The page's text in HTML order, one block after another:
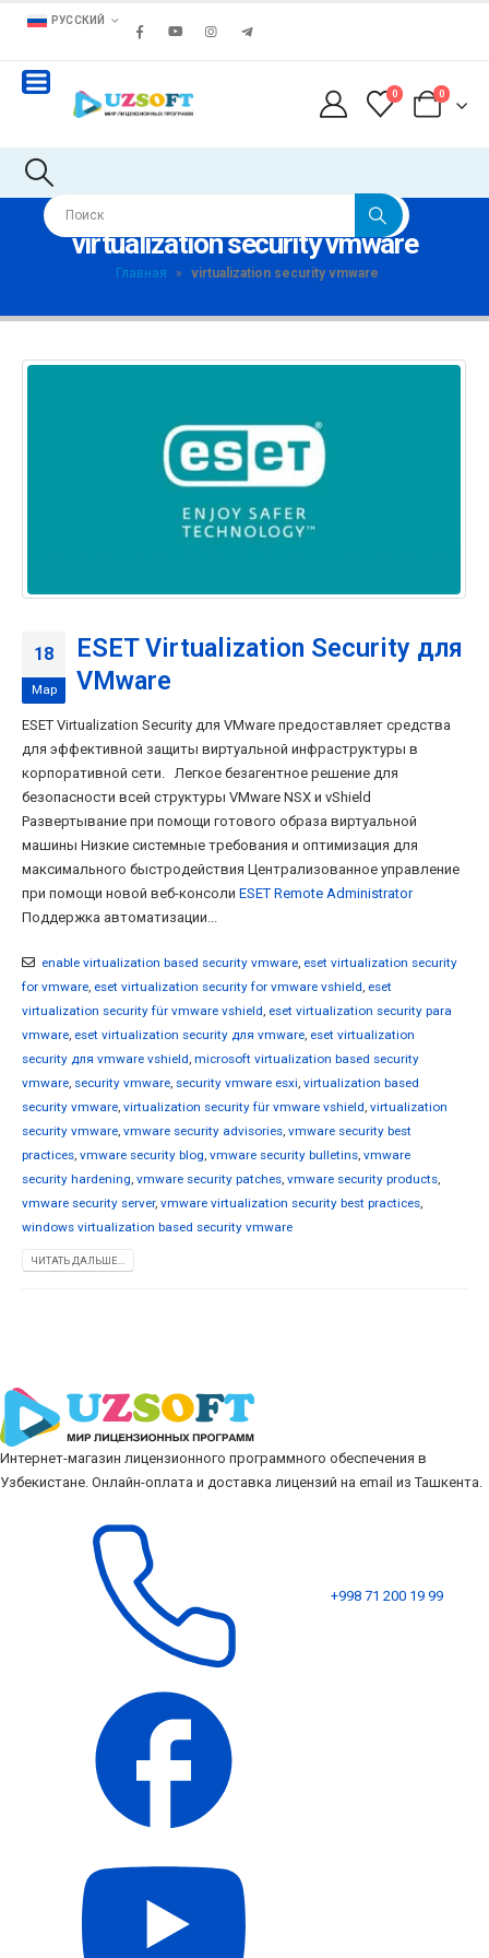
РУССКИЙ
0 0
virtualization security vmware
Главная » virtualization security vmware
18
Мар
ESET Virtualization Security для
VMware
ESET Virtualization Security для VMware предоставляет средства
для эффективной защиты виртуальной инфраструктуры в
корпоративной сети. Легкое безагентное решение для
безопасности всей структуры VMware NSX и vShield
Развертывание при помощи готового образа виртуальной
машины Низкие системные требования и оптимизация для
максимального быстродействия Централизованное управление
при помощи новой веб-консоли ESET Remote Administrator
Поддержка автоматизации...
enable virtualization based security vmware, eset virtualization security
for vmware eset virtualization security for vmware vshield eset
virtualization security für vmware vshield eset virtualization security para
vmware eset virtualization security для vmware eset virtualization
security для vmware vshield microsoft virtualization based security
vmware security vmware security vmware esxi virtualization based
security vmware virtualization security für vmware vshield virtualization
security vmware vmware security advisories vmware security best
practices vmware security blog vmware security bulletins vmware
security hardening vmware security patches vmware security products
vmware security server, vmware virtualization security best practices
windows virtualization based security vmware
ЧИТАТЬ ДАЛЬШЕ...
Интернет-магазин лицензионного программного обеспечения в
Узбекистане. Онлайн-оплата и доставка лицензий на email из Ташкента.
+998 71 200 19 99